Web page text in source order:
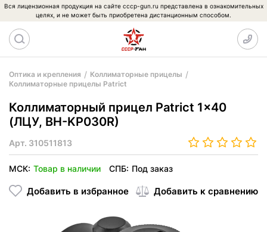
Вся лицензионная продукция на сайте cccp-gun.ru представлена в ознакомительных
целях, и не может быть приобретена дистанционным способом.
Оптика и крепления
Коллиматорные прицелы
Коллиматорные прицелы Patrict
Коллиматорный прицел Patrict 1x40
(ЛЦУ, BH-KP030R)
Арт. 310511813
МСК: Товар в наличии СПБ: Под заказ
Добавить в избранное Добавить к сравнению